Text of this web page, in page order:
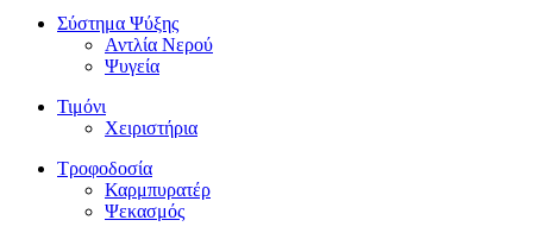
Σύστημα Ψύξης
Αντλία Νερού
Ψυγεία
Τιμόνι
Χειριστήρια
Τροφοδοσία
Καρμπυρατέρ
Ψεκασμός